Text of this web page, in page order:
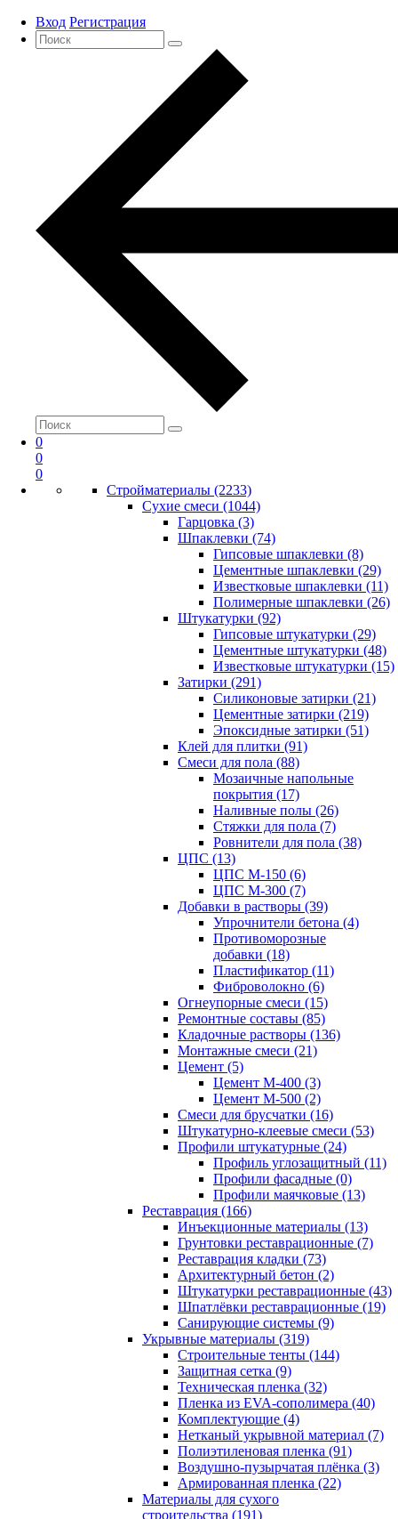
Вход Регистрация
0
0
0
Стройматериалы (2233)
Сухие смеси (1044)
Гарцовка (3)
Шпаклевки (74)
Гипсовые шпаклевки (8)
Цементные шпаклевки (29)
Известковые шпаклевки (11)
Полимерные шпаклевки (26)
Штукатурки (92)
Гипсовые штукатурки (29)
Цементные штукатурки (48)
Известковые штукатурки (15)
Затирки (291)
Силиконовые затирки (21)
Цементные затирки (219)
Эпоксидные затирки (51)
Клей для плитки (91)
Смеси для пола (88)
Мозаичные напольные
покрытия (17)
Наливные полы (26)
Стяжки для пола (7)
Ровнители для пола (38)
ЦПС (13)
ЦПС М-150 (6)
ЦПС М-300 (7)
Добавки в растворы (39)
Упрочнители бетона (4)
Противоморозные
добавки (18)
Пластификатор (11)
Фиброволокно (6)
Огнеупорные смеси (15)
Ремонтные составы (85)
Кладочные растворы (136)
Монтажные смеси (21)
Цемент (5)
Цемент М-400 (3)
Цемент М-500 (2)
Смеси для брусчатки (16)
Штукатурно-клеевые смеси (53)
Профили штукатурные (24)
Профиль углозащитный (11)
Профили фасадные (0)
Профили маячковые (13)
Реставрация (166)
Инъекционные материалы (13)
Грунтовки реставрационные (7)
Реставрация кладки (73)
Архитектурный бетон (2)
Штукатурки реставрационные (43)
Шпатлёвки реставрационные (19)
Санирующие системы (9)
Укрывные материалы (319)
Строительные тенты (144)
Защитная сетка (9)
Техническая пленка (32)
Пленка из EVA-сополимера (40)
Комплектующие (4)
Нетканый укрывной материал (7)
Полиэтиленовая пленка (91)
Воздушно-пузырчатая плёнка (3)
Армированная пленка (22)
Материалы для сухого
строительства (191)